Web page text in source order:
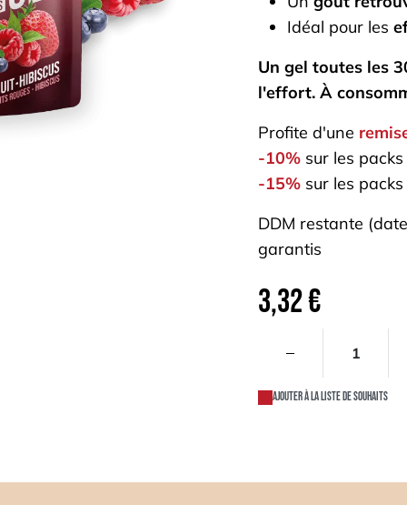
Idéal pour les
Un gel toutes les
l'effort. À
Profite d'une
-10% sur les
-15% sur les
DDM restante
garantis
3,32€
Ajouter à la liste de souhaits